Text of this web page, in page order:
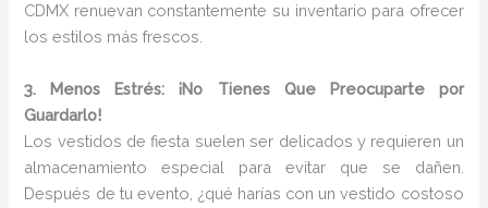
CDMX renuevan constantemente su inventario para ofrecer
los estilos más frescos.
3. Menos Estrés: ¡No Tienes Que Preocuparte por
Guardarlo!
Los vestidos de fiesta suelen ser delicados y requieren un
almacenamiento especial para evitar que se dañen.
Después de tu evento, ¿qué harías con un vestido costoso